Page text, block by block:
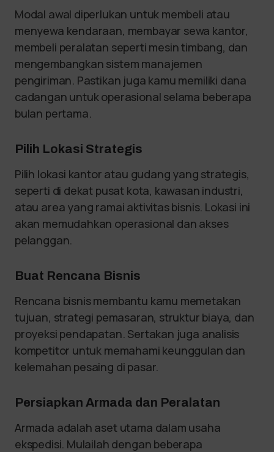
Modal awal diperlukan untuk membeli atau
menyewa kendaraan, membayar sewa kantor,
membeli peralatan seperti mesin timbang, dan
mengembangkan sistem manajemen
pengiriman. Pastikan juga kamu memiliki dana
cadangan untuk operasional selama beberapa
bulan pertama.
Pilih Lokasi Strategis
Pilih lokasi kantor atau gudang yang strategis,
seperti di dekat pusat kota, kawasan industri,
atau area yang ramai aktivitas bisnis. Lokasi ini
akan memudahkan operasional dan akses
pelanggan.
Buat Rencana Bisnis
Rencana bisnis membantu kamu memetakan
tujuan, strategi pemasaran, struktur biaya, dan
proyeksi pendapatan. Sertakan juga analisis
kompetitor untuk memahami keunggulan dan
kelemahan pesaing di pasar.
Persiapkan Armada dan Peralatan
Armada adalah aset utama dalam usaha
ekspedisi. Mulailah dengan beberapa